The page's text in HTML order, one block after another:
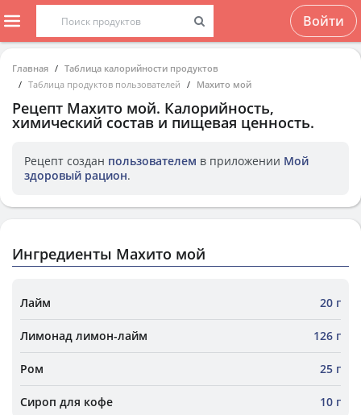
Войти
Главная
Таблица калорийности продуктов
Таблица продуктов пользователей
Махито мой
Рецепт Махито мой. Калорийность,
химический состав и пищевая ценность.
Рецепт создан пользователем в приложении Мой
здоровый рацион.
Ингредиенты Махито мой
Лайм 20 г
Лимонад лимон-лайм 126 г
Ром 25 г
Сироп для кофе 10 г